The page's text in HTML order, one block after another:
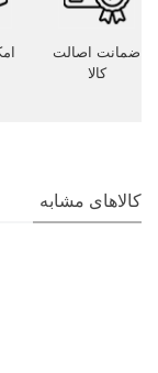
ضمانت اصالت
کالا
کالاهای مشابه